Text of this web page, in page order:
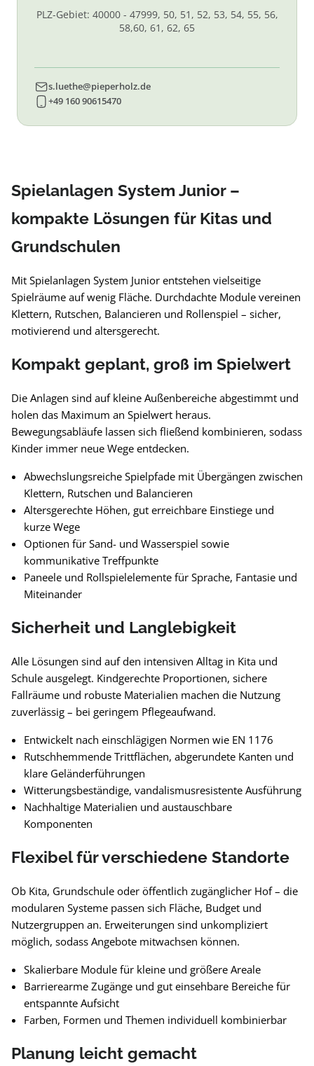
PLZ-Gebiet: 40000 - 47999, 50, 51, 52, 53, 54, 55, 56,
58,60, 61, 62, 65
s.luethe@pieperholz.de
+49 160 90615470
Spielanlagen System Junior –
kompakte Lösungen für Kitas und
Grundschulen
Mit Spielanlagen System Junior entstehen vielseitige
Spielräume auf wenig Fläche. Durchdachte Module vereinen
Klettern, Rutschen, Balancieren und Rollenspiel – sicher,
motivierend und altersgerecht.
Kompakt geplant, groß im Spielwert
Die Anlagen sind auf kleine Außenbereiche abgestimmt und
holen das Maximum an Spielwert heraus.
Bewegungsabläufe lassen sich fließend kombinieren, sodass
Kinder immer neue Wege entdecken.
Abwechslungsreiche Spielpfade mit Übergängen zwischen
Klettern, Rutschen und Balancieren
Altersgerechte Höhen, gut erreichbare Einstiege und
kurze Wege
Optionen für Sand- und Wasserspiel sowie
kommunikative Treffpunkte
Paneele und Rollspielelemente für Sprache, Fantasie und
Miteinander
Sicherheit und Langlebigkeit
Alle Lösungen sind auf den intensiven Alltag in Kita und
Schule ausgelegt. Kindgerechte Proportionen, sichere
Fallräume und robuste Materialien machen die Nutzung
zuverlässig – bei geringem Pflegeaufwand.
Entwickelt nach einschlägigen Normen wie EN 1176
Rutschhemmende Trittflächen, abgerundete Kanten und
klare Geländerführungen
Witterungsbeständige, vandalismusresistente Ausführung
Nachhaltige Materialien und austauschbare
Komponenten
Flexibel für verschiedene Standorte
Ob Kita, Grundschule oder öffentlich zugänglicher Hof – die
modularen Systeme passen sich Fläche, Budget und
Nutzergruppen an. Erweiterungen sind unkompliziert
möglich, sodass Angebote mitwachsen können.
Skalierbare Module für kleine und größere Areale
Barrierearme Zugänge und gut einsehbare Bereiche für
entspannte Aufsicht
Farben, Formen und Themen individuell kombinierbar
Planung leicht gemacht